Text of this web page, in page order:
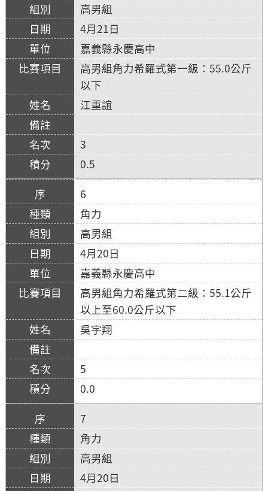
高男組
4月21日
嘉義縣永慶高中
高男組角力希羅式第一級：55.0公斤
以下
江重誼
3
0.5
6
角力
高男組
4月20日
嘉義縣永慶高中
高男組角力希羅式第二級：55.1公斤
以上至60.0公斤以下
吳宇翔
5
0.0
7
角力
高男組
4月20日